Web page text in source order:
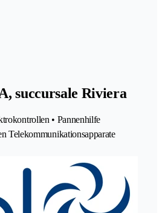
succursale Riviera
• Pannenhilfe
Telekommunikationsapparate